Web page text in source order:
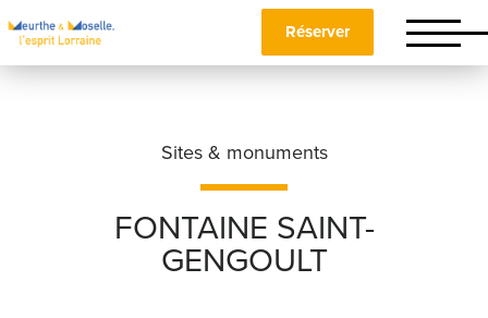
Réserver
Sites & monuments
FONTAINE SAINT-
GENGOULT